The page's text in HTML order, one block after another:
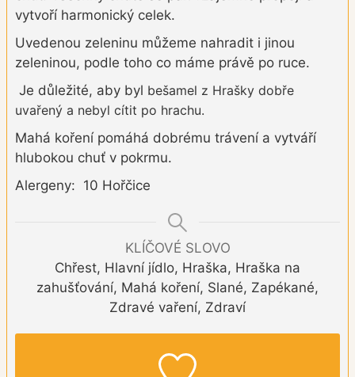
vytvoří harmonický celek.
Uvedenou zeleninu můžeme nahradit i jinou
zeleninou, podle toho co máme právě po ruce.
Je důležité, aby byl bešamel z Hrašky dobře
uvařený a nebyl cítit po hrachu.
Mahá koření pomáhá dobrému trávení a vytváří
hlubokou chuť v pokrmu.
Alergeny: 10 Hořčice
KLÍČOVÉ SLOVO
Chřest, Hlavní jídlo, Hraška, Hraška na
zahušťování, Mahá koření, Slané, Zapékané,
Zdravé vaření, Zdraví